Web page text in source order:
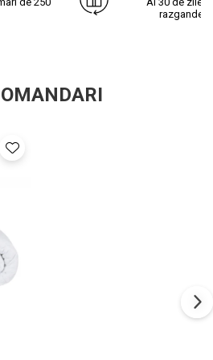
aceasta temperatura de spalare
umpluturii si a matlasarii pe
poliester conjugate si cu gol